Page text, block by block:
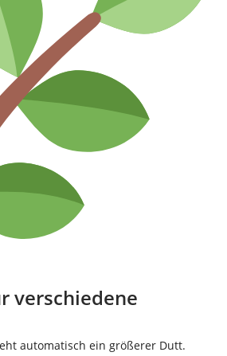
verschiedene
automatisch ein größerer Dutt.